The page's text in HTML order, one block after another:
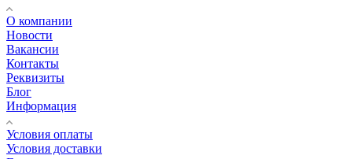
О компании
Новости
Вакансии
Контакты
Реквизиты
Блог
Информация
Условия оплаты
Условия доставки